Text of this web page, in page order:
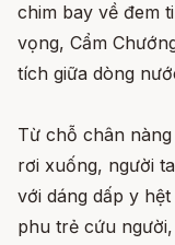
chim bay về đem
vọng, Cẩm
tích giữa dòng
Từ chỗ chân
rơi xuống, người
với dáng dấp y
phu trẻ cứu